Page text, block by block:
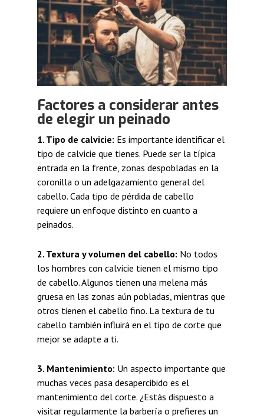
Factores a considerar antes
de elegir un peinado
1. Tipo de calvicie: Es importante identificar el
tipo de calvicie que tienes. Puede ser la típica
entrada en la frente, zonas despobladas en la
coronilla o un adelgazamiento general del
cabello. Cada tipo de pérdida de cabello
requiere un enfoque distinto en cuanto a
peinados.
2. Textura y volumen del cabello: No todos
los hombres con calvicie tienen el mismo tipo
de cabello. Algunos tienen una melena más
gruesa en las zonas aún pobladas, mientras que
otros tienen el cabello fino. La textura de tu
cabello también influirá en el tipo de corte que
mejor se adapte a ti.
3. Mantenimiento: Un aspecto importante que
muchas veces pasa desapercibido es el
mantenimiento del corte. ¿Estás dispuesto a
visitar regularmente la barbería o prefieres un